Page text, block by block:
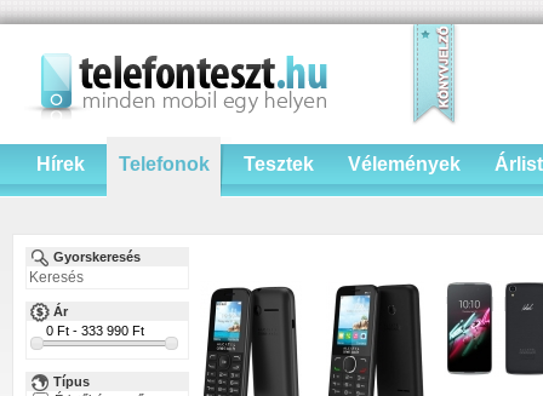
Hírek Telefonok Tesztek Vélemények
Gyorskeresés
Ár
Típus